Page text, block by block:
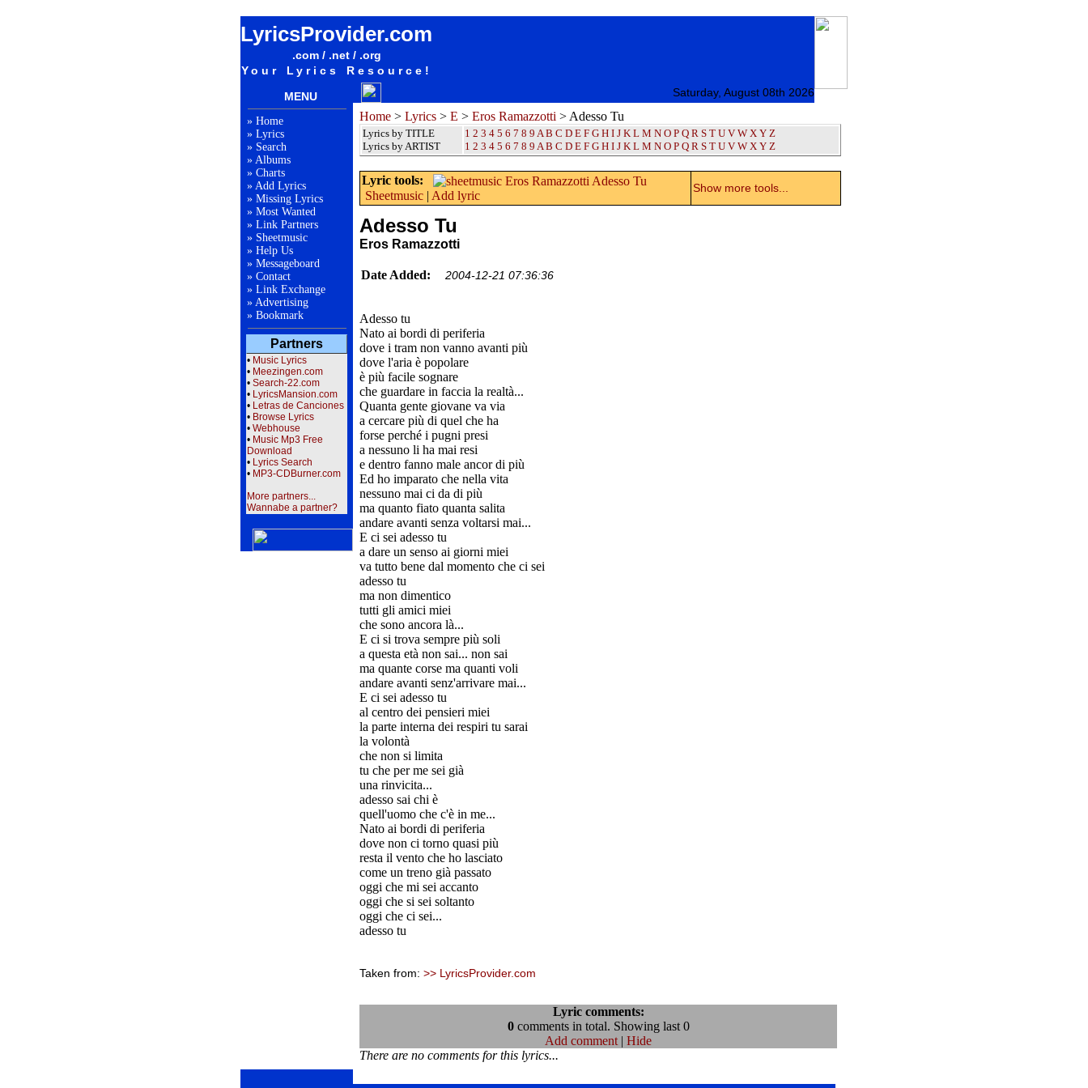
LyricsProvider.com
.com / .net / .org
Your Lyrics Resource!
MENU Saturday, August 08th 2026
» Home
» Lyrics
» Search
» Albums
» Charts
» Add Lyrics
» Missing Lyrics
» Most Wanted
» Link Partners
» Sheetmusic
» Help Us
» Messageboard
» Contact
» Link Exchange
» Advertising
» Bookmark
Partners
• Music Lyrics
• Meezingen.com
• Search-22.com
• LyricsMansion.com
• Letras de Canciones
• Browse Lyrics
• Webhouse
• Music Mp3 Free
Download
• Lyrics Search
• MP3-CDBurner.com
More partners...
Wannabe a partner?
Home > Lyrics > E > Eros Ramazzotti > Adesso Tu
Lyrics by TITLE
Lyrics by ARTIST
1 2 3 4 5 6 7 8 9 A B C D E F G H I J K L M N O P Q R S T U V W X Y Z
1 2 3 4 5 6 7 8 9 A B C D E F G H I J K L M N O P Q R S T U V W X Y Z
Lyric tools:
Sheetmusic | Add lyric
Show more tools...
Adesso Tu
Eros Ramazzotti
Date Added: 2004-12-21 07:36:36
Adesso tu
Nato ai bordi di periferia
dove i tram non vanno avanti più
dove l'aria è popolare
è più facile sognare
che guardare in faccia la realtà...
Quanta gente giovane va via
a cercare più di quel che ha
forse perché i pugni presi
a nessuno li ha mai resi
e dentro fanno male ancor di più
Ed ho imparato che nella vita
nessuno mai ci da di più
ma quanto fiato quanta salita
andare avanti senza voltarsi mai...
E ci sei adesso tu
a dare un senso ai giorni miei
va tutto bene dal momento che ci sei
adesso tu
ma non dimentico
tutti gli amici miei
che sono ancora là...
E ci si trova sempre più soli
a questa età non sai... non sai
ma quante corse ma quanti voli
andare avanti senz'arrivare mai...
E ci sei adesso tu
al centro dei pensieri miei
la parte interna dei respiri tu sarai
la volontà
che non si limita
tu che per me sei già
una rinvicita...
adesso sai chi è
quell'uomo che c'è in me...
Nato ai bordi di periferia
dove non ci torno quasi più
resta il vento che ho lasciato
come un treno già passato
oggi che mi sei accanto
oggi che si sei soltanto
oggi che ci sei...
adesso tu
Taken from: >> LyricsProvider.com
Lyric comments:
0comments in total. Showing last 0
Add comment | Hide
There are no comments for this lyrics...